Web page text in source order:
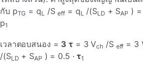
กับ pTG = qL /Seff= qL /(SLD + SAP ) =
p1
เวลาตอบสนอง = 3 τ = 3 Vch /S eff = 3
/(SLD + SAP ) = 0.5 ·τ1